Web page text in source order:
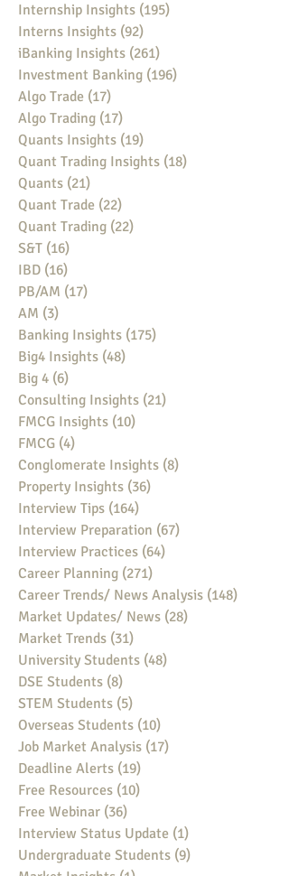
Internship Insights (195)
Interns Insights (92)
iBanking Insights (261)
Investment Banking (196)
Algo Trade (17)
Algo Trading (17)
Quants Insights (19)
Quant Trading Insights (18)
Quants (21)
Quant Trade (22)
Quant Trading (22)
S&T (16)
IBD (16)
PB/AM (17)
AM (3)
Banking Insights (175)
Big4 Insights (48)
Big 4 (6)
Consulting Insights (21)
FMCG Insights (10)
FMCG (4)
Conglomerate Insights (8)
Property Insights (36)
Interview Tips (164)
Interview Preparation (67)
Interview Practices (64)
Career Planning (271)
Career Trends/ News Analysis (148)
Market Updates/ News (28)
Market Trends (31)
University Students (48)
DSE Students (8)
STEM Students (5)
Overseas Students (10)
Job Market Analysis (17)
Deadline Alerts (19)
Free Resources (10)
Free Webinar (36)
Interview Status Update (1)
Undergraduate Students (9)